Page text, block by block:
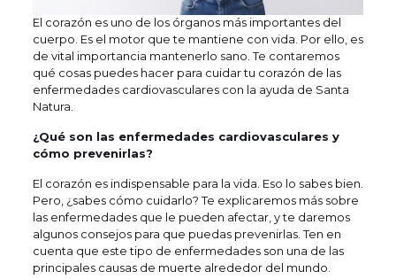
El corazón es uno de los órganos más importantes del
cuerpo. Es el motor que te mantiene con vida. Por ello, es
de vital importancia mantenerlo sano. Te contaremos
qué cosas puedes hacer para cuidar tu corazón de las
enfermedades cardiovasculares con la ayuda de Santa
Natura.
¿Qué son las enfermedades cardiovasculares y
cómo prevenirlas?
El corazón es indispensable para la vida. Eso lo sabes bien.
Pero, ¿sabes cómo cuidarlo? Te explicaremos más sobre
las enfermedades que le pueden afectar, y te daremos
algunos consejos para que puedas prevenirlas. Ten en
cuenta que este tipo de enfermedades son una de las
principales causas de muerte alrededor del mundo.